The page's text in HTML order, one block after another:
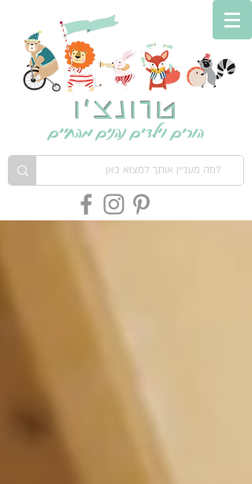
טרונצ'ו
הורים וילדים נהנים מהחיים